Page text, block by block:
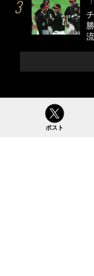
ポスト